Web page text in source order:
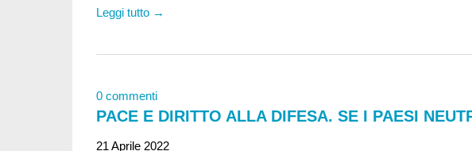
Leggi tutto →
0 commenti
PACE E DIRITTO ALLA DIFESA. SE I PAESI
21 Aprile 2022